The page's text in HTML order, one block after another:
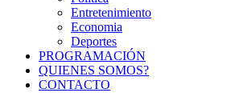
Entretenimiento
Economia
Deportes
PROGRAMACIÓN
QUIENES SOMOS?
CONTACTO